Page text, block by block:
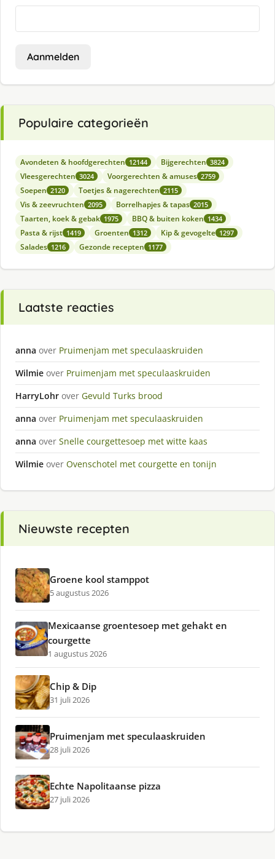
Aanmelden
Populaire categorieën
Avondeten & hoofdgerechten 12144 Bijgerechten 3824
Vleesgerechten 3024 Voorgerechten & amuses 2759
Soepen 2120 Toetjes & nagerechten 2115
Vis & zeevruchten 2095 Borrelhapjes & tapas 2015
Taarten, koek & gebak 1975 BBQ & buiten koken 1434
Pasta & rijst 1419 Groenten 1312 Kip & gevogelte 1297
Salades 1216 Gezonde recepten 1177
Laatste reacties
anna over Pruimenjam met speculaaskruiden
Wilmie over Pruimenjam met speculaaskruiden
HarryLohr over Gevuld Turks brood
anna over Pruimenjam met speculaaskruiden
anna over Snelle courgettesoep met witte kaas
Wilmie over Ovenschotel met courgette en tonijn
Nieuwste recepten
Groene kool stamppot
5 augustus 2026
Mexicaanse groentesoep met gehakt en
courgette
1 augustus 2026
Chip & Dip
31 juli 2026
Pruimenjam met speculaaskruiden
28 juli 2026
Echte Napolitaanse pizza
27 juli 2026